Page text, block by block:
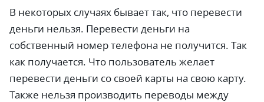
В некоторых случаях бывает так, что перевести
деньги нельзя. Перевести деньги на
собственный номер телефона не получится. Так
как получается. Что пользователь желает
перевести деньги со своей карты на свою карту.
Также нельзя производить переводы между